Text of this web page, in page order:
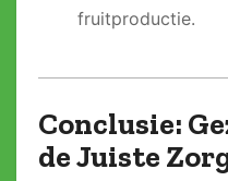
fruitproductie.
Conclusie:
de Juiste